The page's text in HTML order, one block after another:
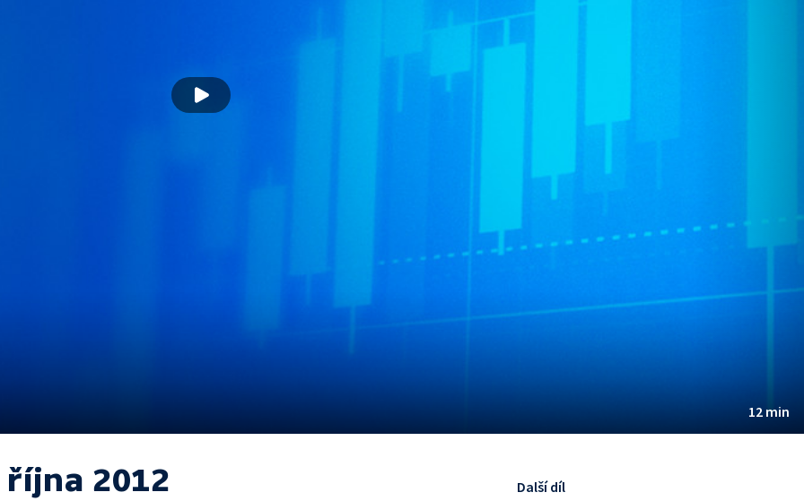
12 min
října 2012 Další díl